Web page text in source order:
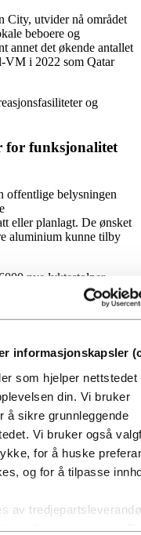
informasjonskapsler
som hjelper nettstedet
din. Vi bruker
å sikre grunnleggende
Vi bruker også
for å huske
og for å tilpasse
av
City, utvider nå området
beboere og
annet det økende antallet
VM i 2022 som Qatar
og
for funksjonalitet
offentlige belysningen
eller planlagt. De ønsket
aluminium kunne tilby
nye lyktestolper.
festet til fotplaten fire
dørseksjoner der
grensene for hva som er
kompleks, med 191
30 deler.
reduserte
til Education City –